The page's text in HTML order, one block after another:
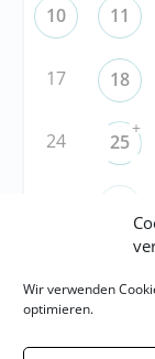
Wir verwenden
optimieren.
10 11
17 18
24 25
+
RSS